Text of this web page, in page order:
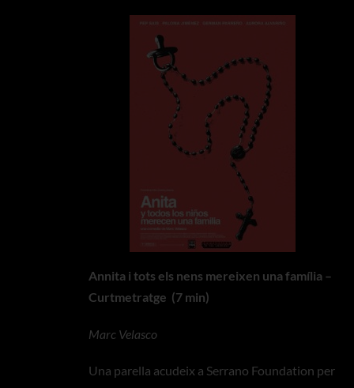
Annita i tots els nens mereixen una família –
Curtmetratge (7 min)
Marc Velasco
Una parella acudeix a Serrano Foundation per